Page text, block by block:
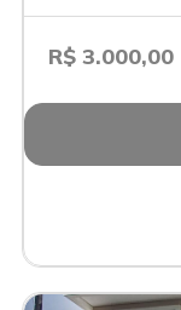
R$ 3.000,00